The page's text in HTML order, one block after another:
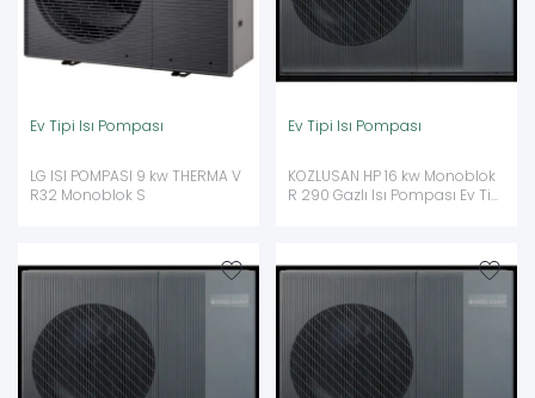
Ev Tipi Isı Pompası
LG ISI POMPASI 9 kw THERMA V
R32 Monoblok S
Ev Tipi Isı Pompası
KOZLUSAN HP 16 kw Monoblok
R 290 Gazlı Isı Pompası Ev Tipi